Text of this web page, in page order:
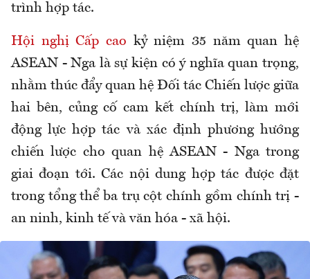
trình hợp tác.
Hội nghị Cấp cao kỷ niệm 35 năm quan hệ
ASEAN - Nga là sự kiện có ý nghĩa quan trọng,
nhằm thúc đẩy quan hệ Đối tác Chiến lược giữa
hai bên, củng cố cam kết chính trị, làm mới
động lực hợp tác và xác định phương hướng
chiến lược cho quan hệ ASEAN - Nga trong
giai đoạn tới. Các nội dung hợp tác được đặt
trong tổng thể ba trụ cột chính gồm chính trị -
an ninh, kinh tế và văn hóa - xã hội.